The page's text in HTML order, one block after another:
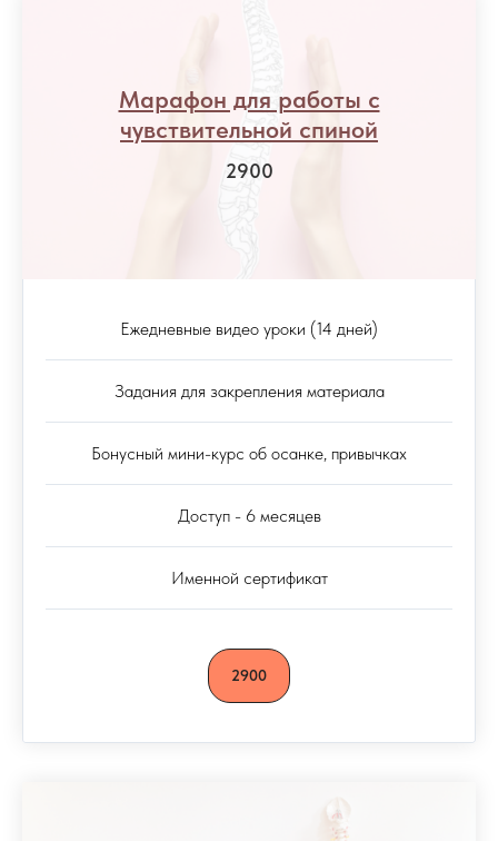
Марафон для работы с
чувствительной спиной
2900
Ежедневные видео уроки (14 дней)
Задания для закрепления материала
Бонусный мини-курс об осанке, привычках
Доступ - 6 месяцев
Именной сертификат
2900